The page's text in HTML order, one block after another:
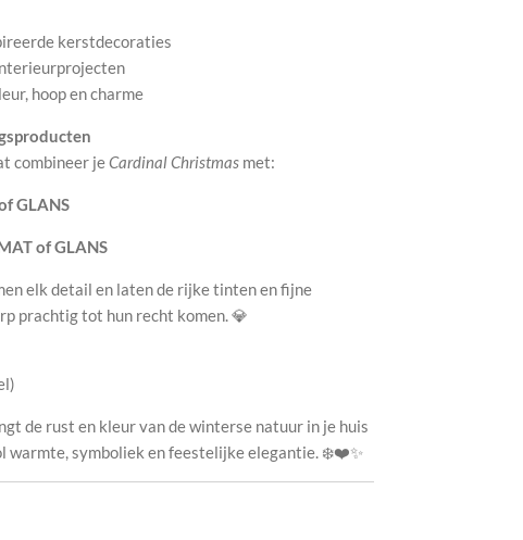
kerstdecoraties
hoop en charme
combineer jeCardinal Christmas met:
GLANS
of GLANS
elk detail en laten de rijke tinten en fijne
prachtig tot hun recht komen. 💎
de rust en kleur van de winterse natuur in je huis
warmte, symboliek en feestelijke elegantie. ❄️❤️✨